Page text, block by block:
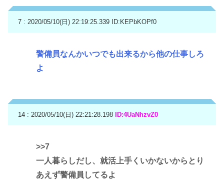
7 : 2020/05/10(日) 22:19:25.339 ID:KEPbKOPf0
警備員なんかいつでも出来るから他の仕事しろ
よ
14 : 2020/05/10(日) 22:21:28.198 ID:4UaNhzvZ0
>>7
一人暮らしだし、就活上手くいかないからとり
あえず警備員してるよ